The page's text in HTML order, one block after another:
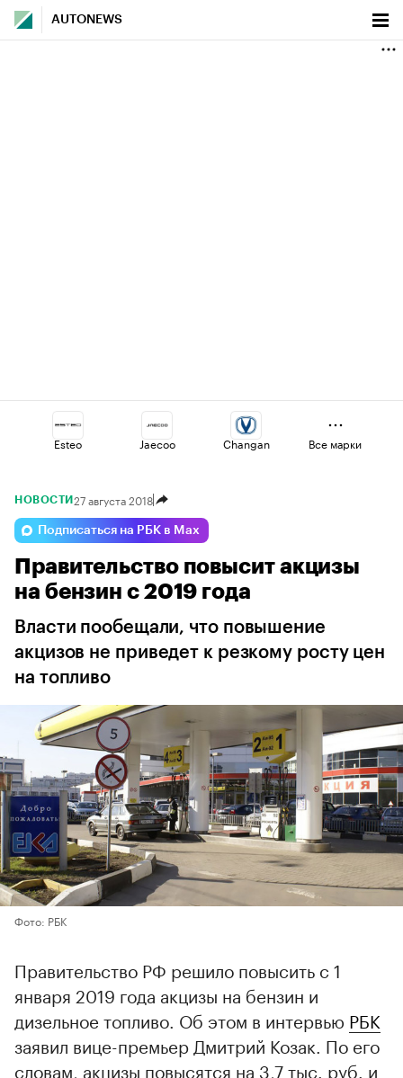
AUTONEWS
Esteo Jaecoo Changan
Omoda Voyah
Lada Geely Volga
Все марки
НОВОСТИ 27 августа 2018
Подписаться на РБК в Max
Правительство повысит акцизы
на бензин с 2019 года
Власти пообещали, что повышение
акцизов не приведет к резкому росту цен
на топливо
Фото: РБК
Правительство РФ решило повысить с 1
января 2019 года акцизы на бензин и
дизельное топливо. Об этом в интервью РБК
заявил вице-премьер Дмитрий Козак. По его
словам, акцизы повысятся на 3,7 тыс. руб. и